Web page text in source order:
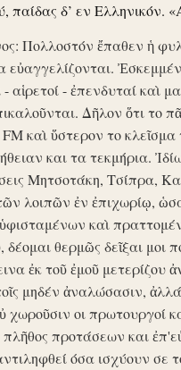
παίδας δ’ εν Ελληνικόν.
Πολλοστόν ἔπαθεν ἡ
εὐαγγελίζονται.
- αἱρετοί - ἐπενδυταί καὶ
Δῆλον ὅτι το
καὶ ὕστερον το κλεῖσμα
και τα τεκμήρια.
Μητσοτάκη, Τσίπρα,
λοιπῶν ἐν ἐπιχωρίῳ,
καὶ
δέομαι θερμῶς δεῖξαι
ἐκ τοῦ ἐμοῦ μετερίζου
μηδέν ἀναλώσασιν,
οι πρωτουργοί
προτάσεων και
όσα ισχύουν σε